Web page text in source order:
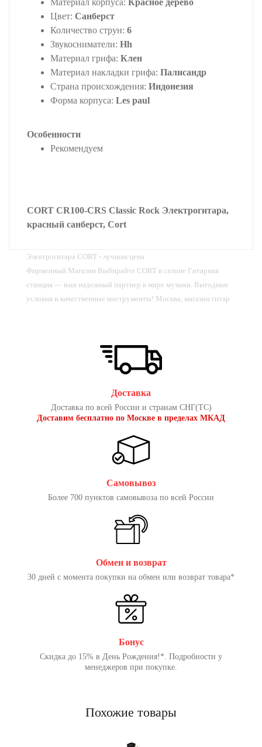
Цвет: Санберст
Количество струн: 6
Звукосниматели: Hh
Материал грифа: Клен
Материал накладки грифа: Палисандр
Страна происхождения: Индонезия
Форма корпуса: Les paul
Особенности
Рекомендуем
CORT CR100-CRS Classic Rock Электрогитара,
красный санберст, Cort
Электрогитара CORT - лучшая цена
Фирменный Магазин Выбирайте CORT в cалоне Гитарная
станция — ваш надежный партнер в мире музыки. Выгодные
условия и качественные инструменты! Москва, магазин гитар
Доставка
Доставка по всей России и странам СНГ(ТС)
Доставим бесплатно по Москве в пределах МКАД
Самовывоз
Более 700 пунктов самовывоза по всей России
Обмен и возврат
30 дней с момента покупки на обмен или возврат товара*
Бонус
Скидка до 15% в День Рождения!*. Подробности у
менеджеров при покупке.
Похожие товары